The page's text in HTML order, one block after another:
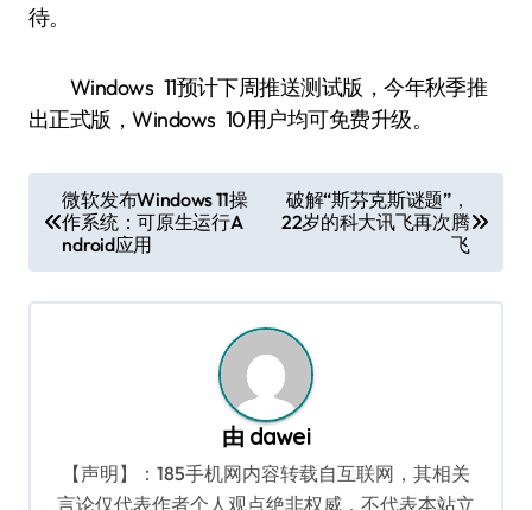
待。
Windows 11预计下周推送测试版，今年秋季推
出正式版，Windows 10用户均可免费升级。
章
导
航
微软发布Windows 11操
作系统：可原生运行A
ndroid应用
破解“斯芬克斯谜题”，
22岁的科大讯飞再次腾
飞
由 dawei
【声明】：185手机网内容转载自互联网，其相关
言论仅代表作者个人观点绝非权威，不代表本站立